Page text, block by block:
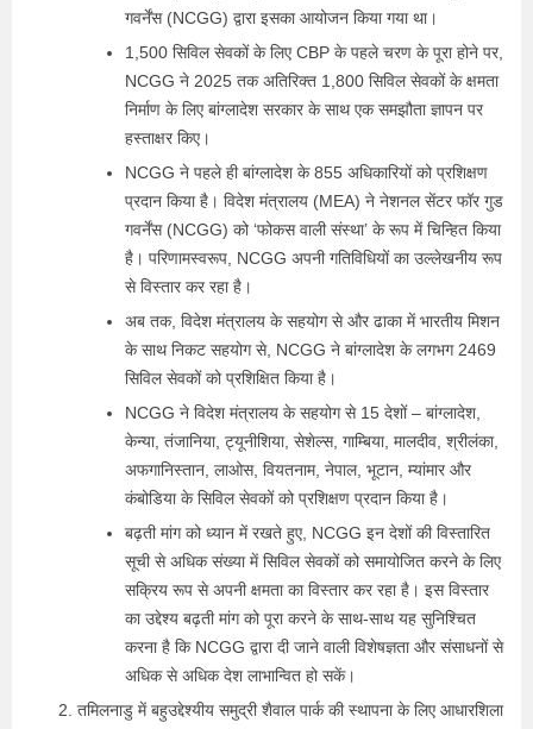
गवर्नेंस (NCGG) द्वारा इसका आयोजन किया गया था।
1,500 सिविल सेवकों के लिए CBP के पहले चरण के पूरा होने पर,
NCGG ने 2025 तक अतिरिक्त 1,800 सिविल सेवकों के क्षमता
निर्माण के लिए बांग्लादेश सरकार के साथ एक समझौता ज्ञापन पर
हस्ताक्षर किए।
NCGG ने पहले ही बांग्लादेश के 855 अधिकारियों को प्रशिक्षण
प्रदान किया है। विदेश मंत्रालय (MEA) ने नेशनल सेंटर फॉर गुड
गवर्नेंस (NCGG) को ‘फोकस वाली संस्था’ के रूप में चिन्हित किया
है। परिणामस्वरूप, NCGG अपनी गतिविधियों का उल्लेखनीय रूप
से विस्तार कर रहा है।
अब तक, विदेश मंत्रालय के सहयोग से और ढाका में भारतीय मिशन
के साथ निकट सहयोग से, NCGG ने बांग्लादेश के लगभग 2469
सिविल सेवकों को प्रशिक्षित किया है।
NCGG ने विदेश मंत्रालय के सहयोग से 15 देशों – बांग्लादेश,
केन्या, तंजानिया, ट्यूनीशिया, सेशेल्स, गाम्बिया, मालदीव, श्रीलंका,
अफगानिस्तान, लाओस, वियतनाम, नेपाल, भूटान, म्यांमार और
कंबोडिया के सिविल सेवकों को प्रशिक्षण प्रदान किया है।
बढ़ती मांग को ध्यान में रखते हुए, NCGG इन देशों की विस्तारित
सूची से अधिक संख्या में सिविल सेवकों को समायोजित करने के लिए
सक्रिय रूप से अपनी क्षमता का विस्तार कर रहा है। इस विस्तार
का उद्देश्य बढ़ती मांग को पूरा करने के साथ-साथ यह सुनिश्चित
करना है कि NCGG द्वारा दी जाने वाली विशेषज्ञता और संसाधनों से
अधिक से अधिक देश लाभान्वित हो सकें।
तमिलनाडु में बहुउद्देश्यीय समुद्री शैवाल पार्क की स्थापना के लिए आधारशिला